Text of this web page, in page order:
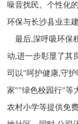
噪音扰民。个性化
环保与长沙县业主
最后,深呼吸环保
动,进一步彰显了其
司以"呵护健康,守
家""绿色校园行"等
农村小学等提供免